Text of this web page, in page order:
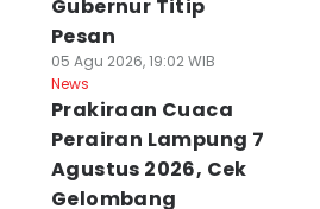
Gubernur Titip
Pesan
05 Agu 2026, 19:02 WIB
News
Prakiraan Cuaca
Perairan Lampung 7
Agustus 2026, Cek
Gelombang